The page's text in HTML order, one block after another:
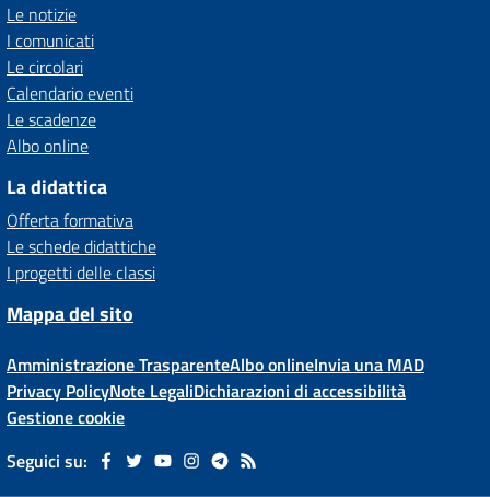
Le notizie
I comunicati
Le circolari
Calendario eventi
Le scadenze
Albo online
La didattica
Offerta formativa
Le schede didattiche
I progetti delle classi
Mappa del sito
Amministrazione TrasparenteAlbo onlineInvia una MAD
Privacy PolicyNote LegaliDichiarazioni di accessibilità
Gestione cookie
Seguici su: